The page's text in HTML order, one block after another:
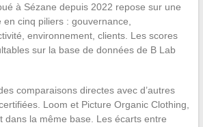
à Sézane depuis 2022 repose sur une
cinq piliers : gouvernance,
environnement, clients. Les scores
sur la base de données de B Lab
comparaisons directes avec d’autres
Loom et Picture Organic Clothing,
dans la même base. Les écarts entre